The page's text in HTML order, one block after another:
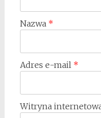
Nazwa *
Adres e-mail *
Witryna